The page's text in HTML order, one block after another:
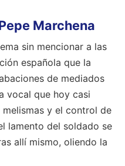
Marchena
sin mencionar a las
española que la
de mediados
vocal que hoy casi
y el control de
lamento del soldado se
allí mismo, oliendo la